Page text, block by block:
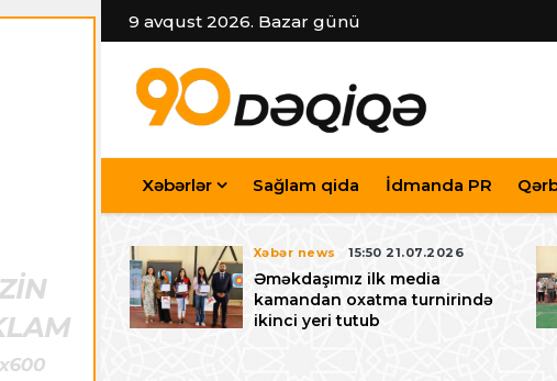
9 avqust 2026. Bazar günü
Xəbərlər Sağlam qida İdmanda PR
U-15
festivalı ilə
Xəbər news 15:50 21.07.2026
Əməkdaşımız ilk media
kamandan oxatma turnirində
ikinci yeri tutub